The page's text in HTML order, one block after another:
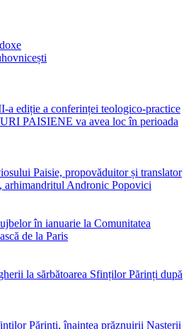
a ediție a conferinței teologico-practice
PAISIENE va avea loc în perioada
Paisie, propovăduitor și translator
arhimandritul Andronic Popovici
în ianuarie la Comunitatea
de la Paris
la sărbătoarea Sfinților Părinți după
Părinți, înaintea prăznuirii Nașterii